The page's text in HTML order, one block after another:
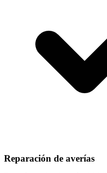
Reparación de averías